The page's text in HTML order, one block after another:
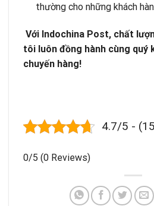
thường cho những khách
Với Indochina Post, chất
tôi luôn đồng hành cùng quý
chuyến hàng!
4.7/5 -
0/5 (0 Reviews)